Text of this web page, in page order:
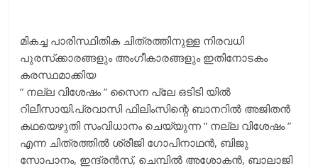
മികച്ച പാരിസ്ഥിതിക ചിത്രത്തിനുള്ള നിരവധി
പുരസ്‌ക്കാരങ്ങളും അംഗീകാരങ്ങളും ഇതിനോടകം
കരസ്ഥമാക്കിയ
” നല്ല വിശേഷം ” സൈന പ്ലേ ഒടിടി യിൽ
റിലീസായി.പ്രവാസി ഫിലിംസിന്റെ ബാനറിൽ അജിതൻ
കഥയെഴുതി സംവിധാനം ചെയ്യുന്ന ” നല്ല വിശേഷം ”
എന്ന ചിത്രത്തിൽ ശ്രീജി ഗോപിനാഥന്‍, ബിജു
സോപാനം, ഇന്ദ്രന്‍സ്, ചെമ്പില്‍ അശോകന്‍, ബാലാജി